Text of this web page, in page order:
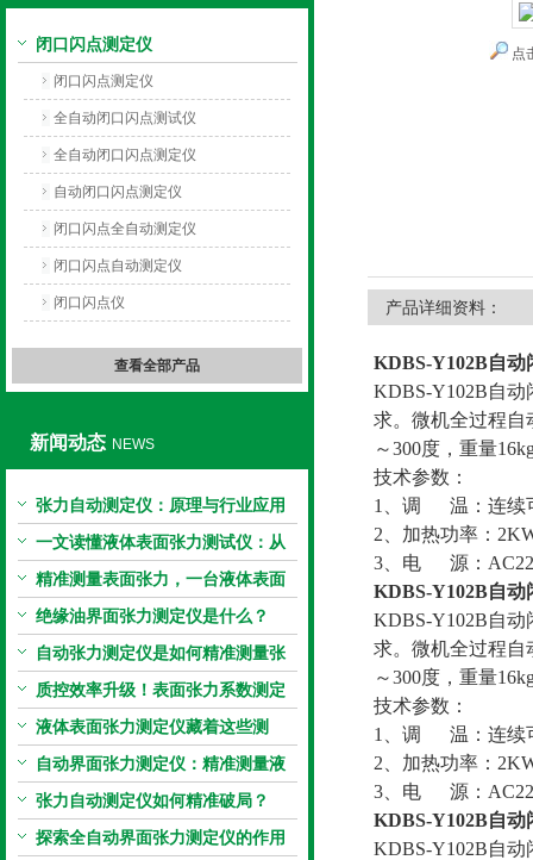
闭口闪点测定仪
闭口闪点测定仪
全自动闭口闪点测试仪
全自动闭口闪点测定仪
自动闭口闪点测定仪
闭口闪点全自动测定仪
闭口闪点自动测定仪
闭口闪点仪
查看全部产品
新闻动态 NEWS
张力自动测定仪：原理与行业应用
解析
一文读懂液体表面张力测试仪：从
原理到应用全掌握
精准测量表面张力，一台液体表面
张力系数测量仪就够了
绝缘油界面张力测定仪是什么？
自动张力测定仪是如何精准测量张
力的？
质控效率升级！表面张力系数测定
仪真香警告
液体表面张力测定仪藏着这些测
定“小窍门”
自动界面张力测定仪：精准测量液
体界面张力的关键设备
张力自动测定仪如何精准破局？
探索全自动界面张力测定仪的作用
点
产品详细资料：
KDBS-Y102B自动
KDBS-Y102B自动
求。微机全过程自
～300度，重量
技术参数：
1、调 温：连续
2、加热功率：
3、电 源：
KDBS-Y102B自动
KDBS-Y102B自动
求。微机全过程自
～300度，重量
技术参数：
1、调 温：连续
2、加热功率：
3、电 源：
KDBS-Y102B自动
KDBS-Y102B自动